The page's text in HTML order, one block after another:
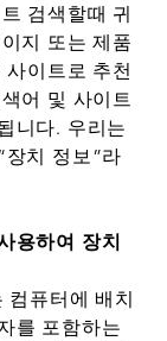
검색할때 귀
지 또는 제품
이트로 추천
어 및 사이트
니다. 우리는
치 정보”라
용하여 장치
퓨터에 배치
를 포함하는